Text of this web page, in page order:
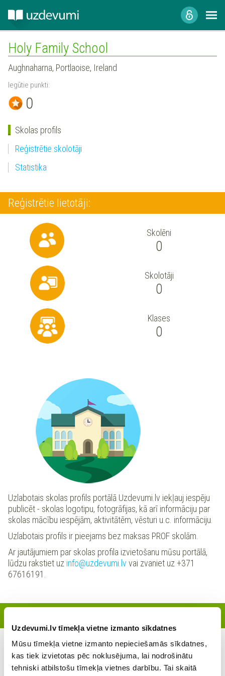
Uzdevumi.lv tīmekļa vietne izmanto sīkdatnes
Mūsu tīmekļa vietne izmanto nepieciešamās sīkdatnes,
kas tiek izvietotas pēc noklusējuma, lai nodrošinātu
tehniski atbilstošu tīmekļa vietnes darbību. Tai skaitā
Holy Family School
Aughnaharna, Portlaoise, Ireland
Iegūtie punkti:
0
Skolas profils
Reģistrētie skolotāji
Statistika
Reģistrētie lietotāji:
Skolēni
0
Skolotāji
0
Klases
0
Uzlabotais skolas profils portālā Uzdevumi.lv iekļauj iespēju
publicēt - skolas logotipu, fotogrāfijas, kā arī informāciju par
skolas mācību iespējām, aktivitātēm, vēsturi u.c. informāciju.
Uzlabotais profils ir pieejams bez maksas PROF skolām.
Ar jautājumiem par skolas profila izvietošanu mūsu portālā,
lūdzu rakstiet uz info@uzdevumi.lv vai zvaniet uz +371
67616191.
Šajā skolā šobrīd nav reģistrējies neviens skolotājs